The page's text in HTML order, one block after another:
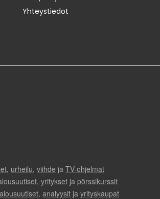
Yhteystiedot